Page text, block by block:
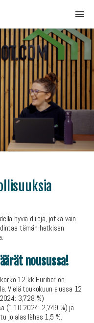
hyviä diilejä, jotka vain
tämän hetkisen
nousussa!
12 kk Euribor on
Vielä toukokuun alussa 12
3,728 %)
(1.10.2024: 2,749 %) ja
jo alas lähes 1,5 %.